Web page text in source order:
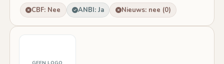
CBF: Nee ANBI: Ja Nieuws: nee (0)